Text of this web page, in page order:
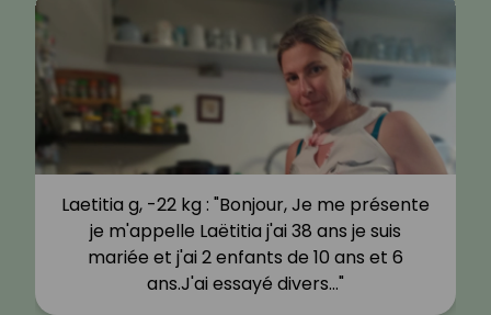
Laetitia g, -22 kg : "Bonjour, Je me présente
je m'appelle Laëtitia j'ai 38 ans je suis
mariée et j'ai 2 enfants de 10 ans et 6
ans.J'ai essayé divers…"